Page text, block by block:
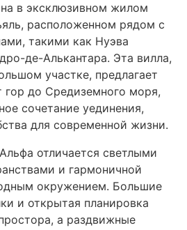
в эксклюзивном жилом
расположенном рядом с
такими как Нуэва
де-Алькантара. Эта вилла,
участке, предлагает
до Средиземного моря,
сочетание уединения,
для современной жизни.
отличается светлыми
и гармоничной
окружением. Большие
и открытая планировка
а раздвижные